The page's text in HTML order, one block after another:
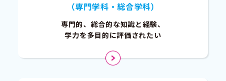
（専門学科・総合学科）
専門的、総合的な知識と経験、
学力を多目的に評価されたい